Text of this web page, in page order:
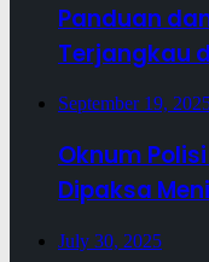
Panduan
Terjangkau
September 19,
Oknum
Dipaksa
July 30, 2025